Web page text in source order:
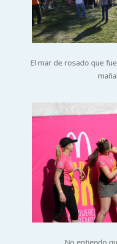
El mar de rosado que
No entiendo